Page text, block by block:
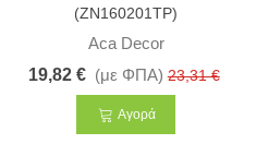
(ZN160201TP)
Aca Decor
19,82 € (με ΦΠΑ) 23,31 €
Αγορά